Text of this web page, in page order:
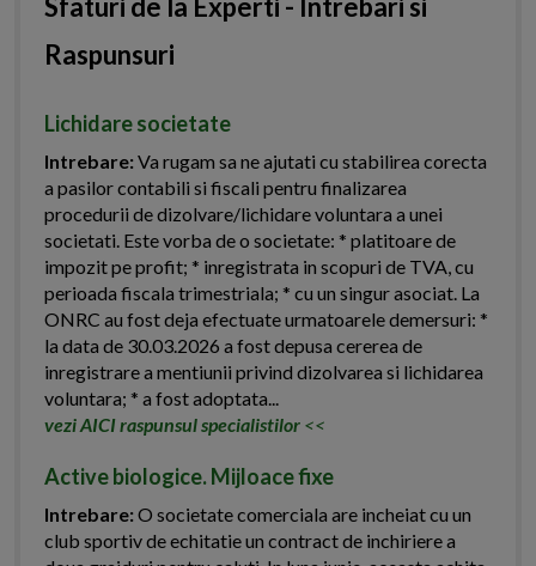
Sfaturi de la Experti - Intrebari si
Raspunsuri
Lichidare societate
Intrebare:Va rugam sa ne ajutati cu stabilirea corecta
a pasilor contabili si fiscali pentru finalizarea
procedurii de dizolvare/lichidare voluntara a unei
societati. Este vorba de o societate: * platitoare de
impozit pe profit; * inregistrata in scopuri de TVA, cu
perioada fiscala trimestriala; * cu un singur asociat. La
ONRC au fost deja efectuate urmatoarele demersuri: *
la data de 30.03.2026 a fost depusa cererea de
inregistrare a mentiunii privind dizolvarea si lichidarea
voluntara; * a fost adoptata...
vezi AICI raspunsul specialistilor <<
Active biologice. Mijloace fixe
Intrebare:O societate comerciala are incheiat cu un
club sportiv de echitatie un contract de inchiriere a